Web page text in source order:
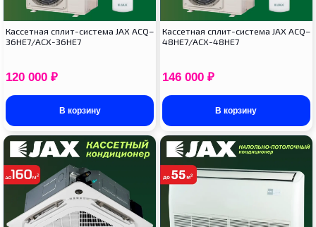
Кассетная сплит-система JAX ACQ–
36HE7/ACX-36HE7
120 000 ₽
В корзину
Кассетная сплит-система JAX ACQ–
48HE7/ACX-48HE7
146 000 ₽
В корзину